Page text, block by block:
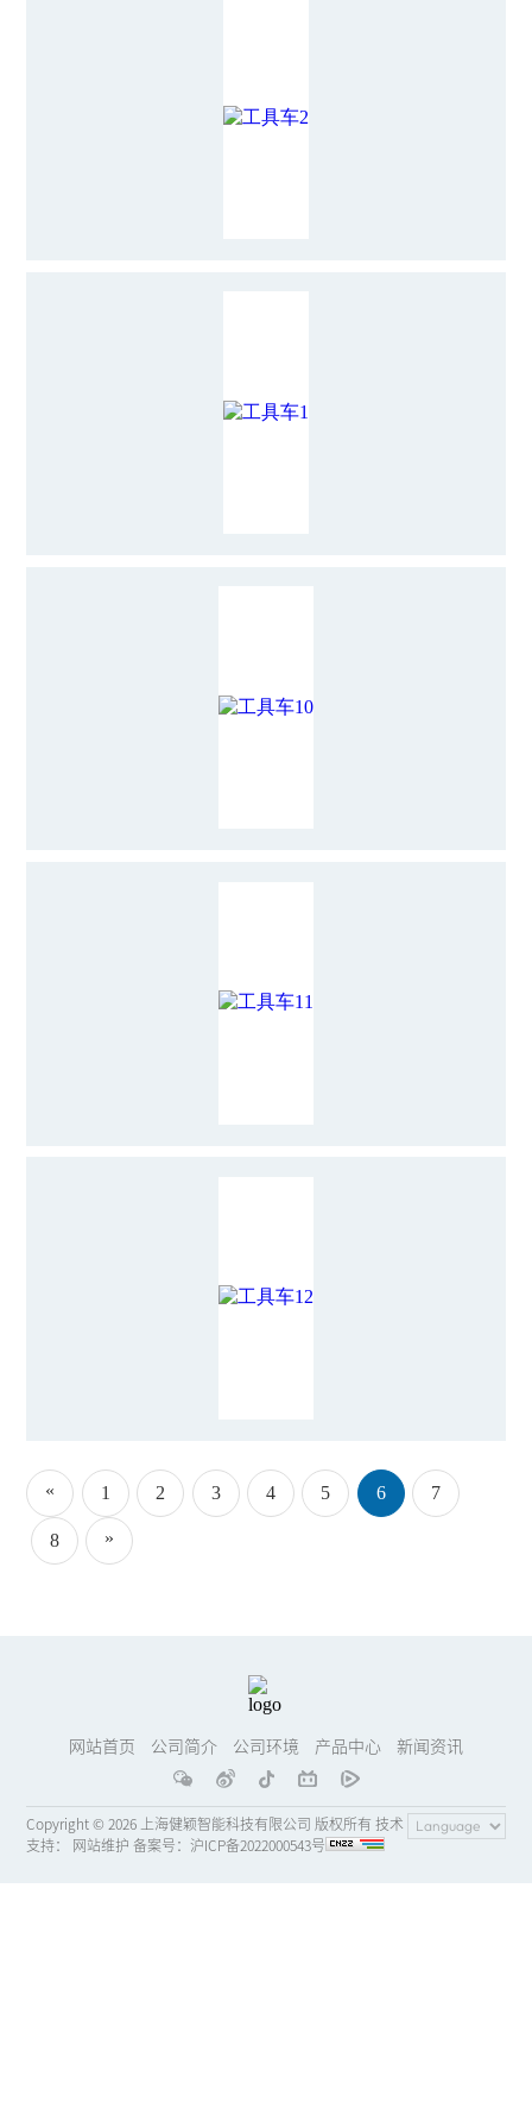
« 1 2 3 4 5 6 7
8 »
网站首页 公司简介 公司环境 产品中心 新闻资讯
Copyright ©2026 上海健颖智能科技有限公司 版权所有 技术
支持： 网站维护 备案号：沪ICP备2022000543号